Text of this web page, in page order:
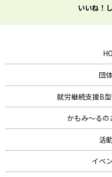
いいね！
団
就労継続支援B
かもみ～るの
活
イベ